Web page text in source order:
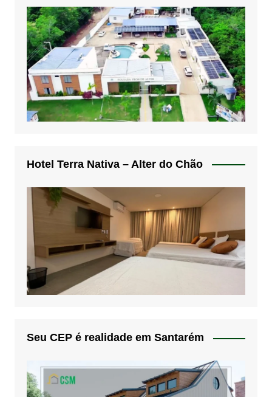
Hotel Terra Nativa – Alter do Chão
Seu CEP é realidade em Santarém